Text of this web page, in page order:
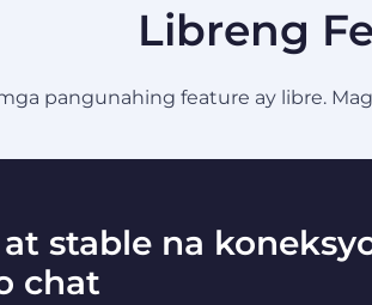
Libreng
pangunahing feature ay libre.
stable na
chat